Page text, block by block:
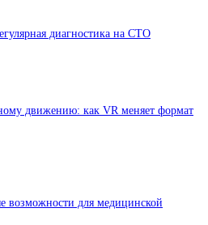
диагностика на СТО
движению: как VR меняет формат
возможности для медицинской